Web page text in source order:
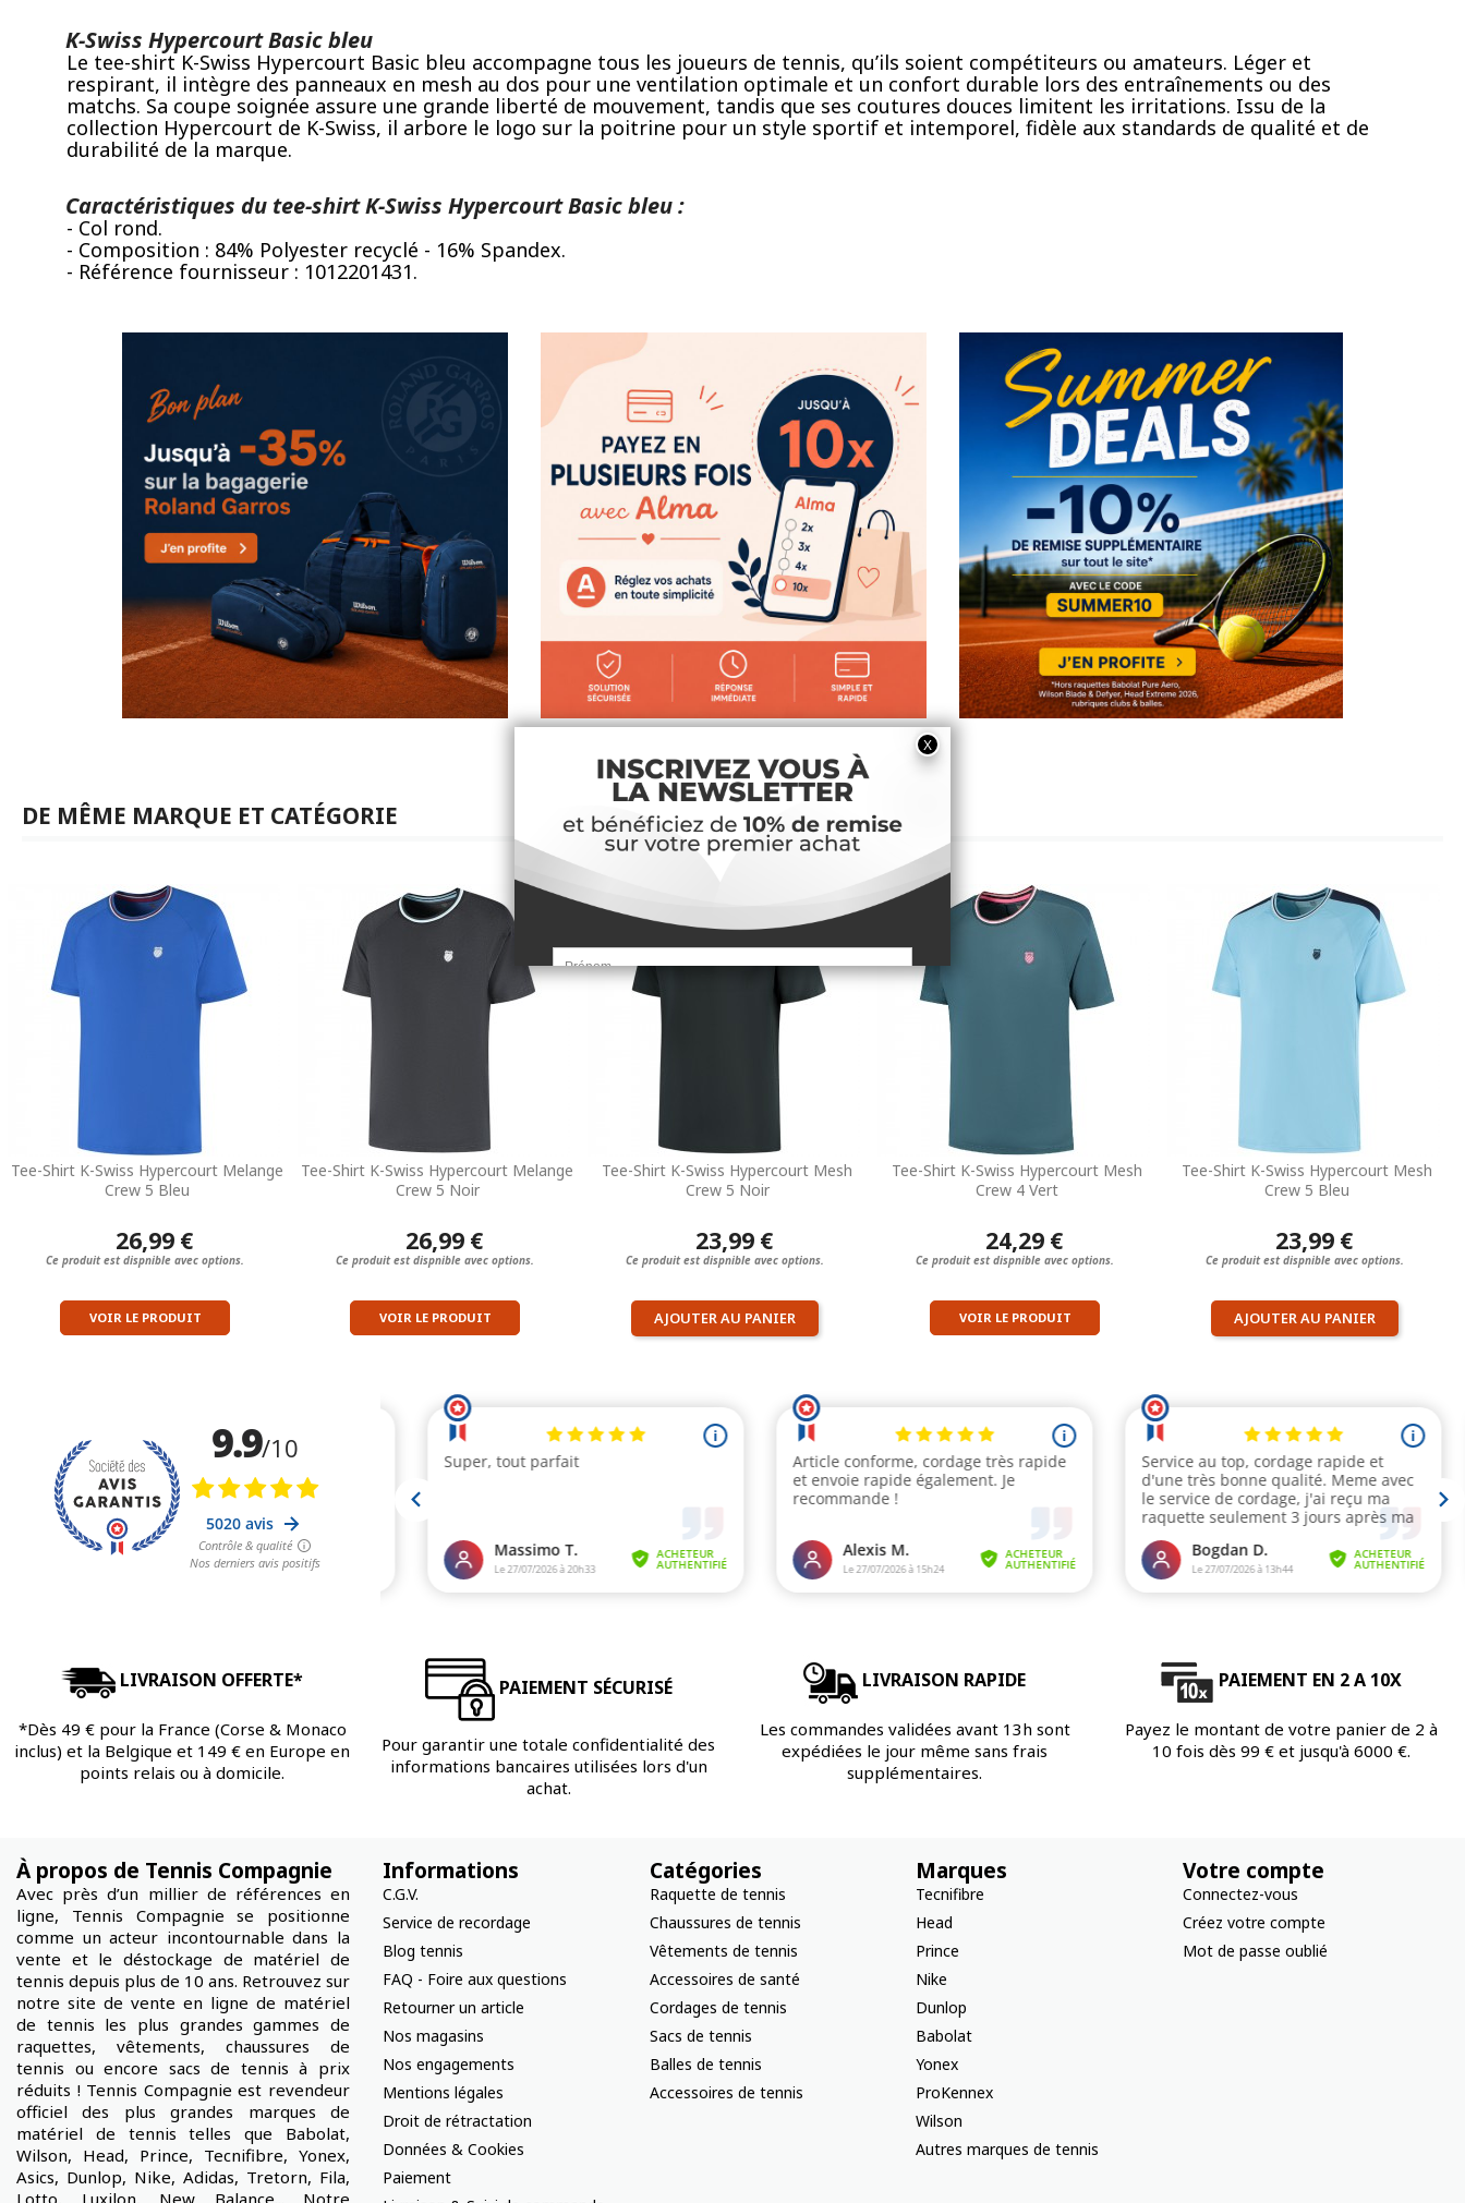
K-Swiss Hypercourt Basic bleu
Le tee-shirt K-Swiss Hypercourt Basic bleu accompagne tous les joueurs de tennis, qu’ils soient compétiteurs ou amateurs. Léger et
respirant, il intègre des panneaux en mesh au dos pour une ventilation optimale et un confort durable lors des entraînements ou des
matchs. Sa coupe soignée assure une grande liberté de mouvement, tandis que ses coutures douces limitent les irritations. Issu de la
collection Hypercourt de K-Swiss, il arbore le logo sur la poitrine pour un style sportif et intemporel, fidèle aux standards de qualité et de
durabilité de la marque.
Caractéristiques du tee-shirt K-Swiss Hypercourt Basic bleu :
- Col rond.
- Composition : 84% Polyester recyclé - 16% Spandex.
- Référence fournisseur : 1012201431.
DE MÊME MARQUE ET CATÉGORIE
Tee-Shirt K-Swiss Hypercourt Melange
Crew 5 Bleu
26,99 €
Ce produit est dispnible avec options.
VOIR LE PRODUIT
Tee-Shirt K-Swiss Hypercourt Melange
Crew 5 Noir
26,99 €
Ce produit est dispnible avec options.
VOIR LE PRODUIT
Tee-Shirt K-Swiss Hypercourt Mesh
Crew 5 Noir
23,99 €
Ce produit est dispnible avec options.
AJOUTER AU PANIER
Tee-Shirt K-Swiss Hypercourt Mesh
Crew 4 Vert
24,29 €
Ce produit est dispnible avec options.
VOIR LE PRODUIT
Tee-Shirt K-Swiss Hypercourt Mesh
Crew 5 Bleu
23,99 €
Ce produit est dispnible avec options.
AJOUTER AU PANIER
LIVRAISON OFFERTE*
*Dès 49 € pour la France (Corse & Monaco
inclus) et la Belgique et 149 € en Europe en
points relais ou à domicile.
PAIEMENT SÉCURISÉ
Pour garantir une totale confidentialité des
informations bancaires utilisées lors d'un
achat.
LIVRAISON RAPIDE
Les commandes validées avant 13h sont
expédiées le jour même sans frais
supplémentaires.
PAIEMENT EN 2 A 10X
Payez le montant de votre panier de 2 à
10 fois dès 99 € et jusqu'à 6000 €.
À propos de Tennis Compagnie
Avec près d’un millier de références en
ligne, Tennis Compagnie se positionne
comme un acteur incontournable dans la
vente et le déstockage de matériel de
tennis depuis plus de 10 ans. Retrouvez sur
notre site de vente en ligne de matériel
de tennis les plus grandes gammes de
raquettes, vêtements, chaussures de
tennis ou encore sacs de tennis à prix
réduits ! Tennis Compagnie est revendeur
officiel des plus grandes marques de
matériel de tennis telles que Babolat,
Wilson, Head, Prince, Tecnifibre, Yonex,
Asics, Dunlop, Nike, Adidas, Tretorn, Fila,
Lotto, Luxilon, New Balance... Notre
Informations
C.G.V.
Service de recordage
Blog tennis
FAQ - Foire aux questions
Retourner un article
Nos magasins
Nos engagements
Mentions légales
Droit de rétractation
Données & Cookies
Paiement
Catégories
Raquette de tennis
Chaussures de tennis
Vêtements de tennis
Accessoires de santé
Cordages de tennis
Sacs de tennis
Balles de tennis
Accessoires de tennis
Marques
Tecnifibre
Head
Prince
Nike
Dunlop
Babolat
Yonex
ProKennex
Wilson
Autres marques de tennis
Votre compte
Connectez-vous
Créez votre compte
Mot de passe oublié